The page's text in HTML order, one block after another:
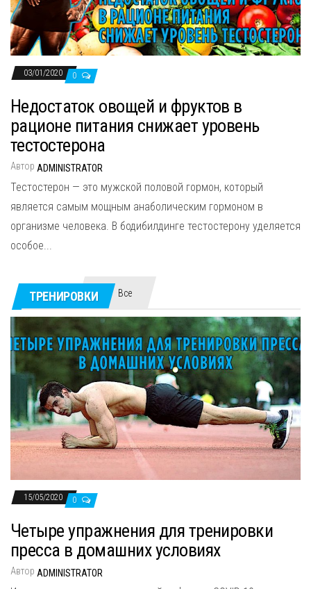
03/01/2020 0
Недостаток овощей и фруктов в
рационе питания снижает уровень
тестостерона
Автор ADMINISTRATOR
Тестостерон — это мужской половой гормон, который
является самым мощным анаболическим гормоном в
организме человека. В бодибилдинге тестостерону уделяется
особое...
ТРЕНИРОВКИ Все
15/05/2020 0
Четыре упражнения для тренировки
пресса в домашних условиях
Автор ADMINISTRATOR